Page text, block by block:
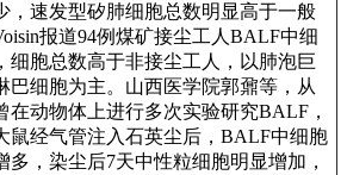
，速发型矽肺细胞总数明显高于一般
报道94例煤矿接尘工人BALF中细
细胞总数高于非接尘工人，以肺泡巨
巴细胞为主。山西医学院郭鼐等，从
在动物体上进行多次实验研究BALF，
鼠经气管注入石英尘后，BALF中细胞
多，染尘后7天中性粒细胞明显增加，